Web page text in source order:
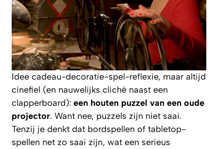
Idee cadeau-decoratie-spel-reflexie, maar altijd
cinefiel (en nauwelijks cliché naast een
clapperboard): een houten puzzel van een oude
projector. Want nee, puzzels zijn niet saai.
Tenzij je denkt dat bordspellen of tabletop-
spellen net zo saai zijn, wat een serieus